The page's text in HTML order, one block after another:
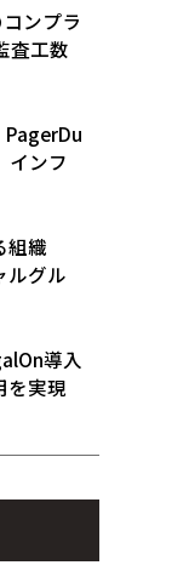
ンプラ
査工数
ンフ
組織
グル
導入
を実現